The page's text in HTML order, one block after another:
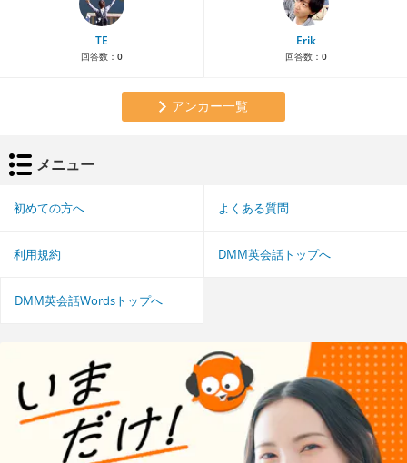
TE
回答数： 0
Erik
回答数： 0
アンカー一覧
メニュー
初めての方へ よくある質問
利用規約 DMM英会話トップへ
DMM英会話Wordsトップへ